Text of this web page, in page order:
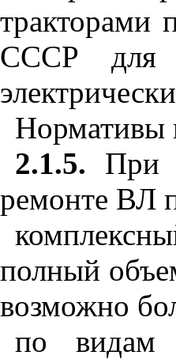
тракторами
СССР для
Нормативы
2.1.5. При
ремонте ВЛ
полный
возможно
по видам